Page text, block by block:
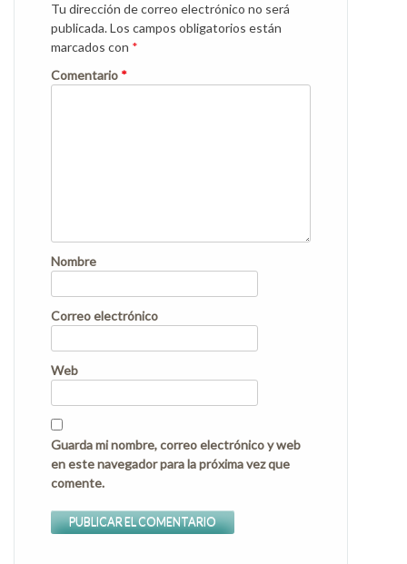
Tu dirección de correo electrónico no será
publicada.Los campos obligatorios están
marcados con *
Comentario *
Nombre
Correo electrónico
Web
Guarda mi nombre, correo electrónico y web
en este navegador para la próxima vez que
comente.